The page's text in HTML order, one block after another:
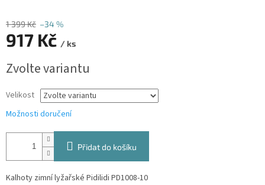
1 399 Kč –34 %
917 Kč / ks
cena:
Zvolte variantu
Velikost
Možnosti doručení
Přidat do košíku
Kalhoty zimní lyžařské Pidilidi PD1008-10